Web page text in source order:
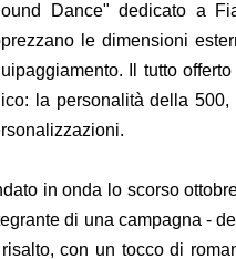
Dance" dedicato a
le dimensioni
Il tutto
la personalità della
in onda lo scorso
di una campagna -
con un tocco di